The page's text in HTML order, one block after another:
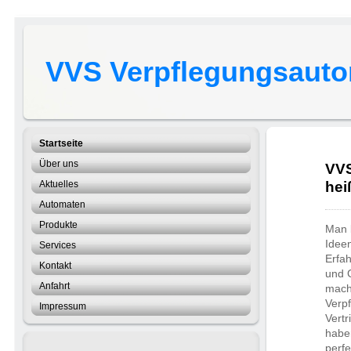
VVS
Startseite
Über uns
Aktuelles
Automaten
Produkte
Services
Kontakt
Anfahrt
Impressum
Man
und